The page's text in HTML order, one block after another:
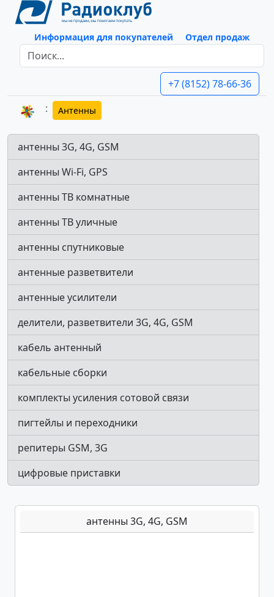
Информация для покупателей Отдел продаж
+7 (8152) 78-66-36
Антенны
антенны 3G, 4G, GSM
антенны Wi-Fi, GPS
антенны ТВ комнатные
антенны ТВ уличные
антенны спутниковые
антенные разветвители
антенные усилители
делители, разветвители 3G, 4G, GSM
кабель антенный
кабельные сборки
комплекты усиления сотовой связи
пигтейлы и переходники
репитеры GSM, 3G
цифровые приставки
антенны 3G, 4G, GSM